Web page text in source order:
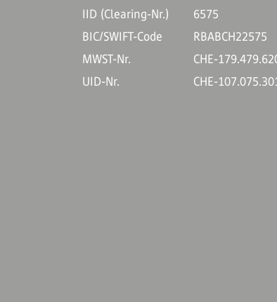
IID (Clearing-Nr.)
6575
BIC/SWIFT-Code
RBABCH22575
MWST-Nr.
CHE-
UID-Nr.
CHE-